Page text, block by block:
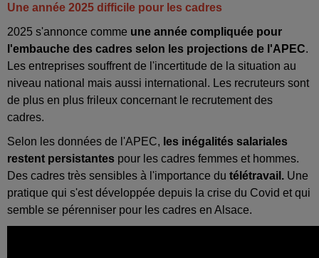
Une année 2025 difficile pour les cadres
2025 s'annonce comme une année compliquée pour
l'embauche des cadres selon les projections de l'APEC.
Les entreprises souffrent de l'incertitude de la situation au
niveau national mais aussi international. Les recruteurs sont
de plus en plus frileux concernant le recrutement des
cadres.
Selon les données de l'APEC, les inégalités salariales
restent persistantes pour les cadres femmes et hommes.
Des cadres très sensibles à l'importance du télétravail. Une
pratique qui s'est développée depuis la crise du Covid et qui
semble se pérenniser pour les cadres en Alsace.